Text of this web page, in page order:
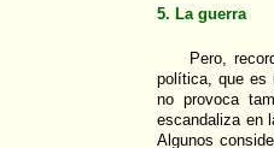
5. La guerra
Pero,
política, que es
no provoca
escandaliza en
Algunos